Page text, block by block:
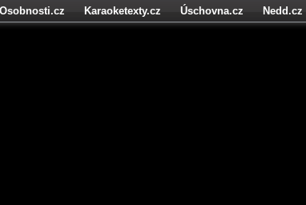
Osobnosti.cz Karaoketexty.cz Úschovna.cz
Nedd.cz